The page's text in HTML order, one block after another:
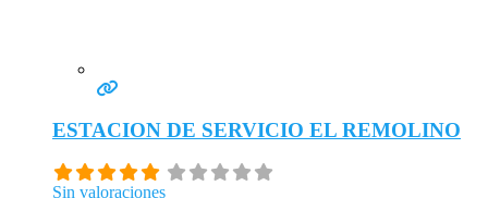
ESTACION DE SERVICIO EL REMOLINO
Sin valoraciones